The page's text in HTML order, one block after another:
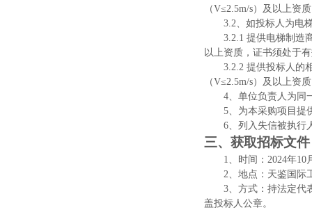
（V≤2.5m/s）及以上资
3.2、如投标人为电
3.2.1 提供电梯制造
以上资质，证书须处于
3.2.2 提供投标人的
（V≤2.5m/s）及以上资
4、单位负责人为同
5、为本采购项目提
6、列入失信被执行
三、获取招标文件
1、时间： 2024年10
2、 地点：天鉴国际
3、方式：持法定代
盖投标人公章。